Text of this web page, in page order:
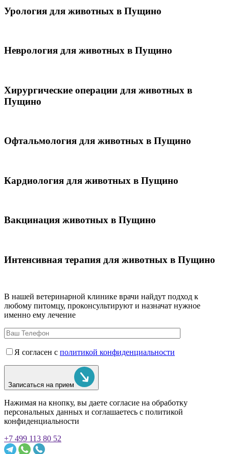
Урология для животных в Пущино
Неврология для животных в Пущино
Хирургические операции для животных в
Пущино
Офтальмология для животных в Пущино
Кардиология для животных в Пущино
Вакцинация животных в Пущино
Интенсивная терапия для животных в Пущино
В нашей ветеринарной клинике врачи найдут подход к
любому питомцу, проконсультируют и назначат нужное
именно ему лечение
Я согласен с политикой конфиденциальности
Записаться на прием
Нажимая на кнопку, вы даете согласие на обработку
персональных данных и соглашаетесь c политикой
конфиденциальности
+7 499 113 80 52